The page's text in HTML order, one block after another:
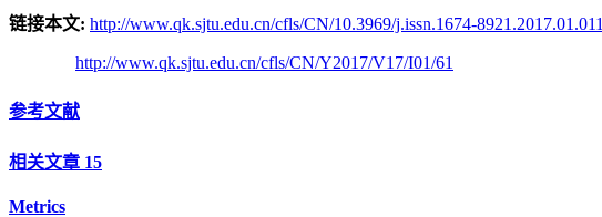
链接本文: http://www.qk.sjtu.edu.cn/cfls/CN/10.3969/j.issn.1674-8921.2017.01.011
http://www.qk.sjtu.edu.cn/cfls/CN/Y2017/V17/I01/61
参考文献
相关文章 15
Metrics